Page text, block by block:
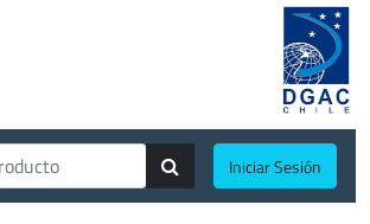
Iniciar Sesión